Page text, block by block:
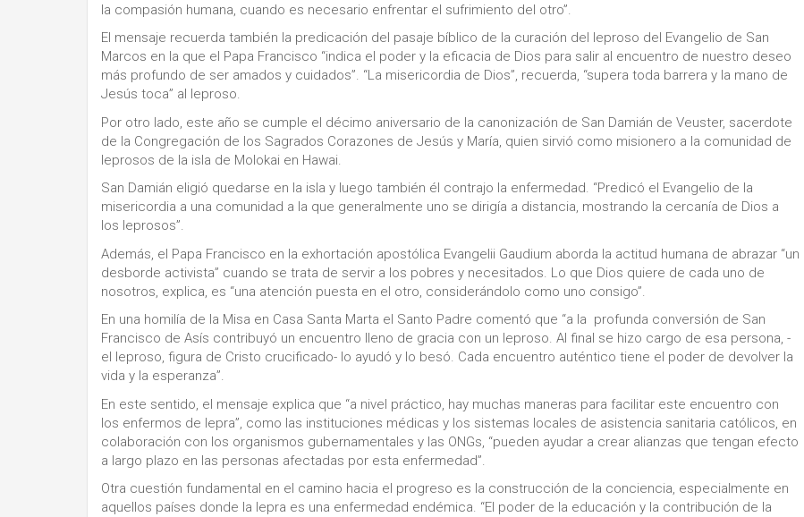
la compasión humana, cuando es necesario enfrentar el sufrimiento del otro”.
El mensaje recuerda también la predicación del pasaje bíblico de la curación del leproso del Evangelio de San
Marcos en la que el Papa Francisco “indica el poder y la eficacia de Dios para salir al encuentro de nuestro deseo
más profundo de ser amados y cuidados”. “La misericordia de Dios”, recuerda, “supera toda barrera y la mano de
Jesús toca” al leproso.
Por otro lado, este año se cumple el décimo aniversario de la canonización de San Damián de Veuster, sacerdote
de la Congregación de los Sagrados Corazones de Jesús y María, quien sirvió como misionero a la comunidad de
leprosos de la isla de Molokai en Hawai.
San Damián eligió quedarse en la isla y luego también él contrajo la enfermedad. “Predicó el Evangelio de la
misericordia a una comunidad a la que generalmente uno se dirigía a distancia, mostrando la cercanía de Dios a
los leprosos”.
Además, el Papa Francisco en la exhortación apostólica Evangelii Gaudium aborda la actitud humana de abrazar “un
desborde activista” cuando se trata de servir a los pobres y necesitados. Lo que Dios quiere de cada uno de
nosotros, explica, es “una atención puesta en el otro, considerándolo como uno consigo”.
En una homilía de la Misa en Casa Santa Marta el Santo Padre comentó que “a la profunda conversión de San
Francisco de Asís contribuyó un encuentro lleno de gracia con un leproso. Al final se hizo cargo de esa persona, -
el leproso, figura de Cristo crucificado- lo ayudó y lo besó. Cada encuentro auténtico tiene el poder de devolver la
vida y la esperanza”.
En este sentido, el mensaje explica que “a nivel práctico, hay muchas maneras para facilitar este encuentro con
los enfermos de lepra”, como las instituciones médicas y los sistemas locales de asistencia sanitaria católicos, en
colaboración con los organismos gubernamentales y las ONGs, “pueden ayudar a crear alianzas que tengan efecto
a largo plazo en las personas afectadas por esta enfermedad”.
Otra cuestión fundamental en el camino hacia el progreso es la construcción de la conciencia, especialmente en
aquellos países donde la lepra es una enfermedad endémica. “El poder de la educación y la contribución de la